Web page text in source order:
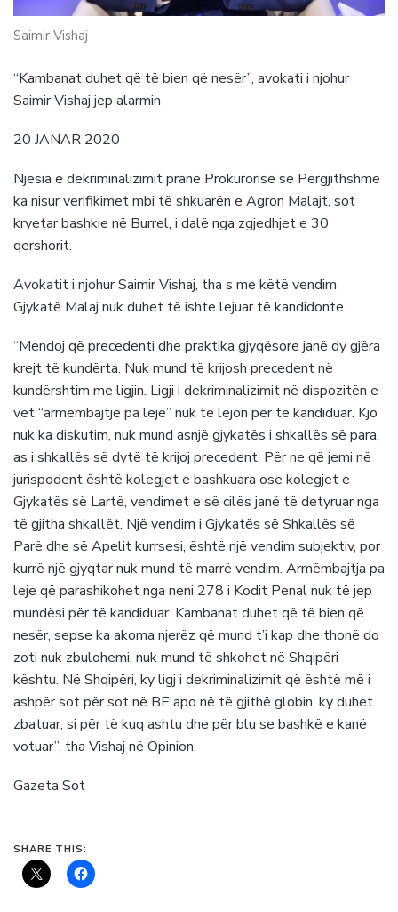
Saimir Vishaj
“Kambanat duhet që të bien që nesër”, avokati i njohur
Saimir Vishaj jep alarmin
20 JANAR 2020
Njësia e dekriminalizimit pranë Prokurorisë së Përgjithshme
ka nisur verifikimet mbi të shkuarën e Agron Malajt, sot
kryetar bashkie në Burrel, i dalë nga zgjedhjet e 30
qershorit.
Avokatit i njohur Saimir Vishaj, tha s me këtë vendim
Gjykatë Malaj nuk duhet të ishte lejuar të kandidonte.
“Mendoj që precedenti dhe praktika gjyqësore janë dy gjëra
krejt të kundërta. Nuk mund të krijosh precedent në
kundërshtim me ligjin. Ligji i dekriminalizimit në dispozitën e
vet “armëmbajtje pa leje” nuk të lejon për të kandiduar. Kjo
nuk ka diskutim, nuk mund asnjë gjykatës i shkallës së para,
as i shkallës së dytë të krijoj precedent. Për ne që jemi në
jurispodent është kolegjet e bashkuara ose kolegjet e
Gjykatës së Lartë, vendimet e së cilës janë të detyruar nga
të gjitha shkallët. Një vendim i Gjykatës së Shkallës së
Parë dhe së Apelit kurrsesi, është një vendim subjektiv, por
kurrë një gjyqtar nuk mund të marrë vendim. Armëmbajtja pa
leje që parashikohet nga neni 278 i Kodit Penal nuk të jep
mundësi për të kandiduar. Kambanat duhet që të bien që
nesër, sepse ka akoma njerëz që mund t’i kap dhe thonë do
zoti nuk zbulohemi, nuk mund të shkohet në Shqipëri
kështu. Në Shqipëri, ky ligj i dekriminalizimit që është më i
ashpër sot për sot në BE apo në të gjithë globin, ky duhet
zbatuar, si për të kuq ashtu dhe për blu se bashkë e kanë
votuar”, tha Vishaj në Opinion.
Gazeta Sot
SHARE THIS: